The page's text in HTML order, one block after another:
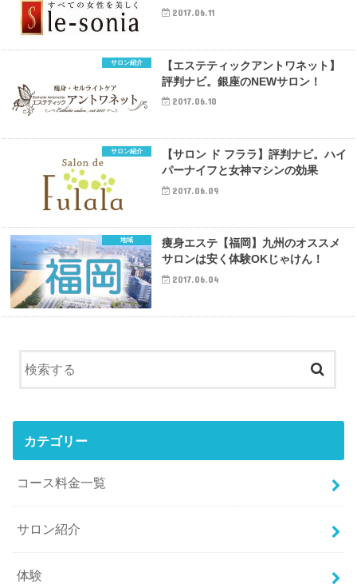
2017.06.11
サロン紹介
【エステティックアントワネット】
評判ナビ。銀座のNEWサロン！
2017.06.10
サロン紹介
【サロン ド フララ】評判ナビ。ハイ
パーナイフと女神マシンの効果
2017.06.09
地域
痩身エステ【福岡】九州のオススメ
サロンは安く体験OKじゃけん！
2017.06.04
カテゴリー
コース料金一覧
サロン紹介
体験